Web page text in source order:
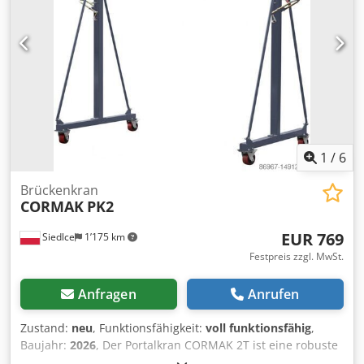
7,2T Triplex-Mast Hubhöhe 5m Luftreifen Kabine mit
Klimaanlage Gabellänge 1220 mm zusätzlich Schaufel im
Set Cedpfx Asuzivvefierf zusätzliche Gabeln mit 2000 mm
Länge Der Stapler ist NEU
1 / 6
Siedlce 1’175 km
Brückenkran
CORMAK PK2
EUR 769
Festpreis zzgl. MwSt.
Anfragen Anrufen
Zustand: neu, Funktionsfähigkeit: voll funktionsfähig,
Baujahr: 2026, Der Portalkran CORMAK 2T ist eine robuste